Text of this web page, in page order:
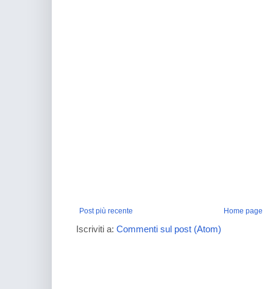
Post più recente Home page
Iscriviti a: Commenti sul post (Atom)